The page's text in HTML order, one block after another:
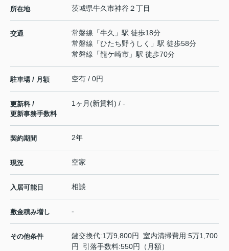
所在地 茨城県牛久市神谷 ２丁目
交通 常磐線 「牛久 」駅 徒歩18分
常磐線 「ひたち野うしく
」駅 徒歩58分
常磐線 「龍ケ崎市 」駅 徒歩70分
駐車場 / 月額 空有 / 0円
更新料 /
更新事務手数料
1ヶ月(新賃料) / -
契約期間 2年
現況 空家
入居可能日 相談
敷金積み増し -
その他条件
鍵交換代:1万9,800円 室内清掃費用:5万1,700
円 引落手数料:550円（月額）